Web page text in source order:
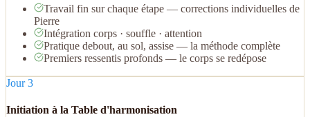
Travail fin sur chaque étape — corrections individuelles de
Pierre
Intégration corps · souffle · attention
Pratique debout, au sol, assise — la méthode complète
Premiers ressentis profonds — le corps se redépose
Jour 3
Initiation à la Table d'harmonisation